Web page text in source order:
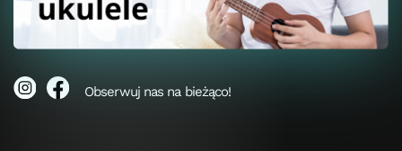
Obserwuj nas na bieżąco!